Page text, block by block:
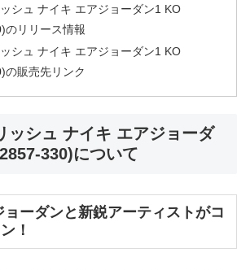
シュ ナイキ エアジョーダン1 KO
のリリース情報
シュ ナイキ エアジョーダン1 KO
の販売先リンク
ッシュ ナイキ エアジョーダ
330)について
ーダンと新鋭アーティストがコ
！